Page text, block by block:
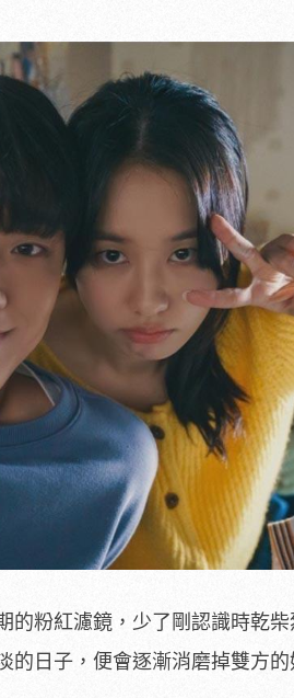
的粉紅濾鏡，少了剛認識時乾
的日子，便會逐漸消磨掉雙方